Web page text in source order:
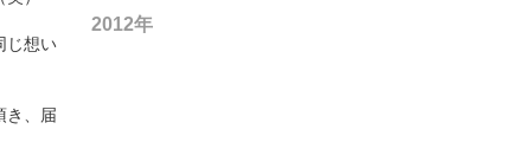
じ想い
き、届
2012年